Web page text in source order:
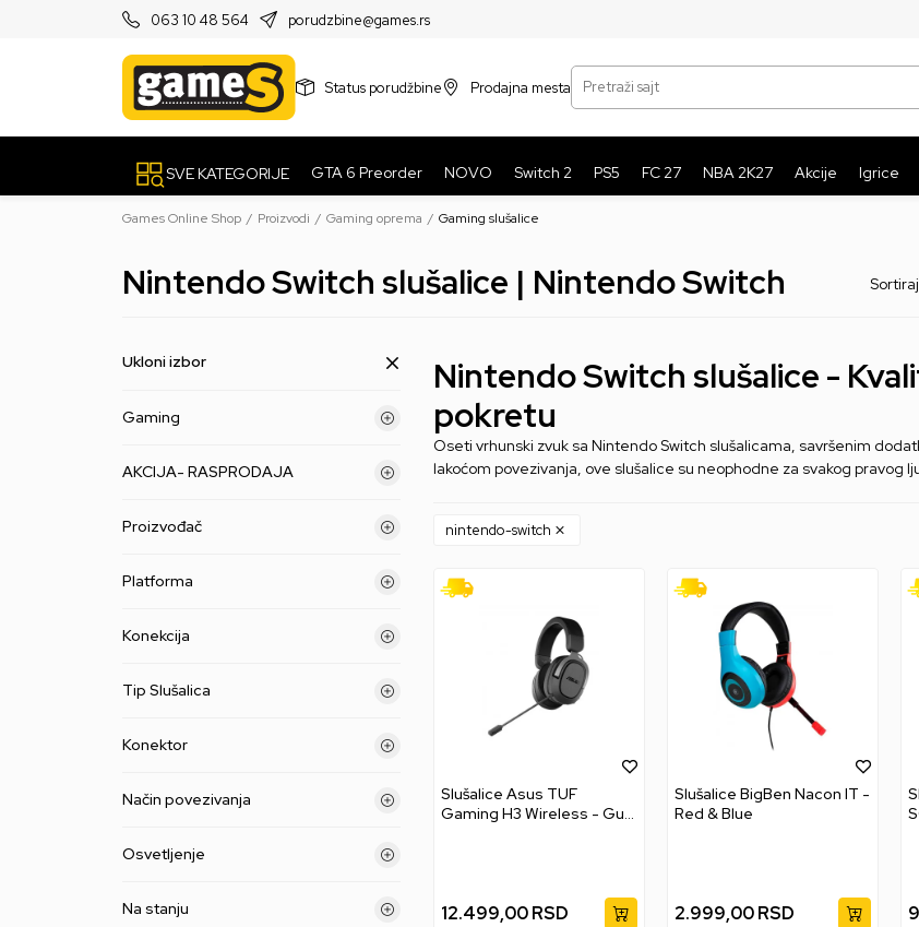
063 10 48 564 porudzbine@games.rs
PRODAVNICE
Status porudžbine Prodajna mesta
Pretraži sajt
SVE KATEGORIJE GTA 6 Preorder NOVO Switch 2 PS5 FC 27 NBA 2K27 Akcije Igrice
Games Online Shop Proizvodi Gaming oprema Gaming slušalice
Nintendo Switch slušalice | Nintendo Switch Sortiraj
Ukloni izbor
Gaming
AKCIJA- RASPRODAJA
Proizvođač
Platforma
Konekcija
Tip Slušalica
Konektor
Način povezivanja
Osvetljenje
Na stanju
Nintendo Switch slušalice -
pokretu
Oseti vrhunski zvuk sa Nintendo Switch slušalicama, savršenim
lakoćom povezivanja, ove slušalice su neophodne za svakog pravog
nintendo-switch
Slušalice Asus TUF
Gaming H3 Wireless - Gun
12.499,00RSD
Slušalice BigBen Nacon IT -
Red & Blue
2.999,00 RSD